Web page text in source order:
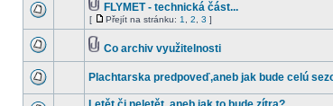
FLYMET - technická část...
[ Přejít na stránku: 1 2 3 ]
Co archiv využitelnosti
Plachtarska predpoveď,aneb jak bude celú